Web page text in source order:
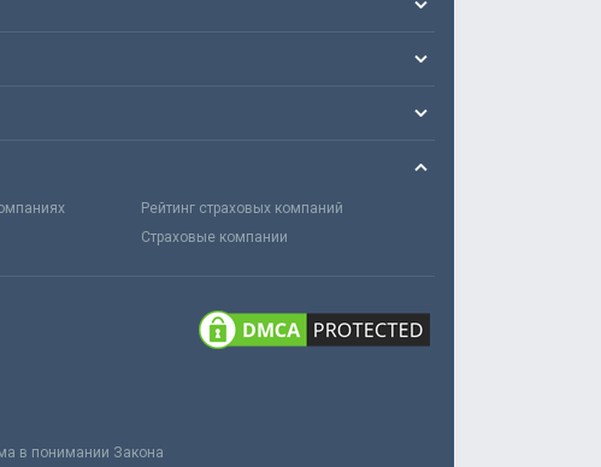
Рейтинг страховых компаний
Страховые компании
в понимании Закона